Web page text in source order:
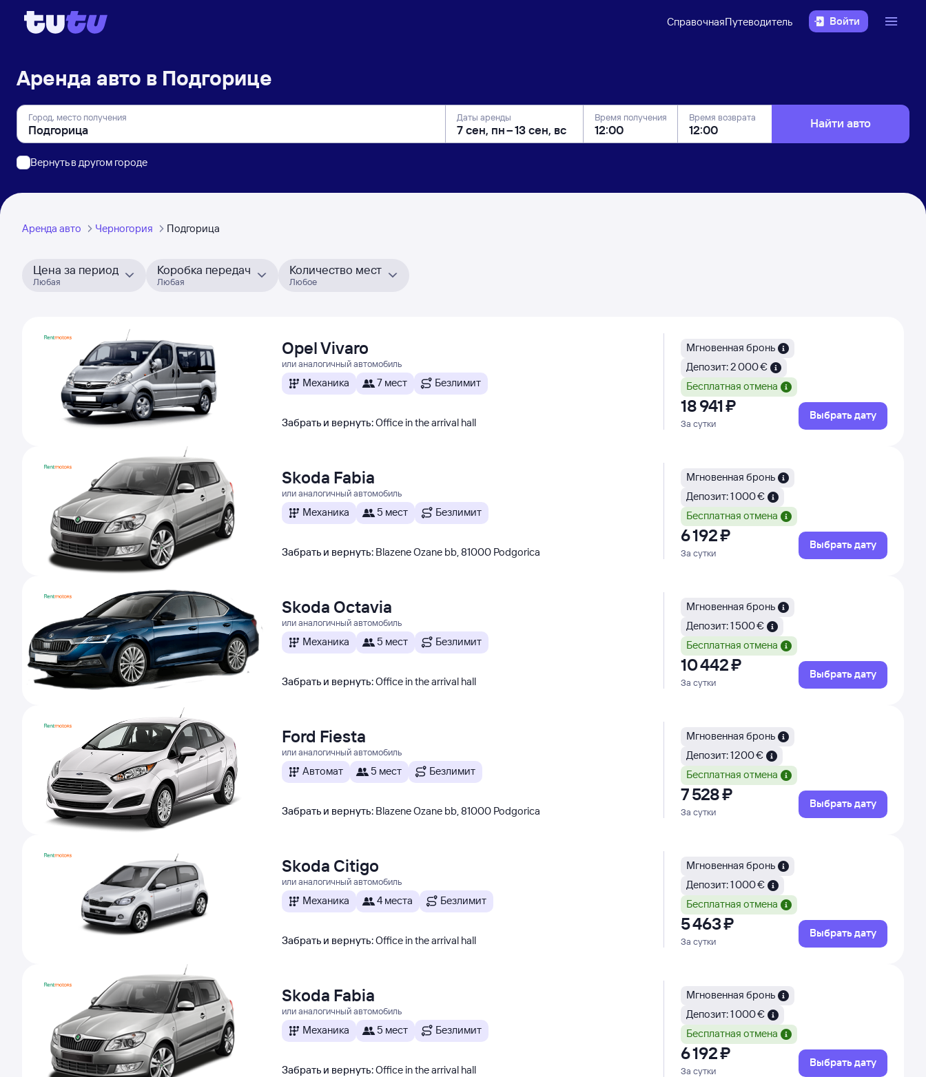
СправочнаяПутеводитель Войти
Аренда авто в Подгорице
Город, место получения Даты аренды Время получения Время возврата Найти авто
Вернуть в другом городе
Аренда авто Черногория Подгорица
Цена за период
Любая
Коробка передач
Любая
Количество мест
Любое
Opel Vivaro
или аналогичный автомобиль
Механика 7 мест Безлимит
Забрать и вернуть:Office in the arrival hall
Мгновенная бронь
Депозит: 2 000 €
Бесплатная отмена
18 ⁠941 ⁠₽
За сутки
Выбрать дату
Skoda Fabia
или аналогичный автомобиль
Механика 5 мест Безлимит
Забрать и вернуть: Blazene Ozane bb, 81000 Podgorica
Мгновенная бронь
Депозит: 1 000 €
Бесплатная отмена
6 ⁠192 ⁠₽
За сутки
Выбрать дату
Skoda Octavia
или аналогичный автомобиль
Механика 5 мест Безлимит
Забрать и вернуть:Office in the arrival hall
Мгновенная бронь
Депозит: 1 500 €
Бесплатная отмена
10 ⁠442 ⁠₽
За сутки
Выбрать дату
Ford Fiesta
или аналогичный автомобиль
Автомат 5 мест Безлимит
Забрать и вернуть: Blazene Ozane bb, 81000 Podgorica
Мгновенная бронь
Депозит: 1 200 €
Бесплатная отмена
7 ⁠528 ⁠₽
За сутки
Выбрать дату
Skoda Citigo
или аналогичный автомобиль
Механика 4 места Безлимит
Забрать и вернуть:Office in the arrival hall
Мгновенная бронь
Депозит: 1 000 €
Бесплатная отмена
5 ⁠463 ⁠₽
За сутки
Выбрать дату
Skoda Fabia
или аналогичный автомобиль
Механика 5 мест Безлимит
Забрать и вернуть:Office in the arrival hall
Мгновенная бронь
Депозит: 1 000 €
Бесплатная отмена
6 ⁠192 ⁠₽
За сутки
Выбрать дату